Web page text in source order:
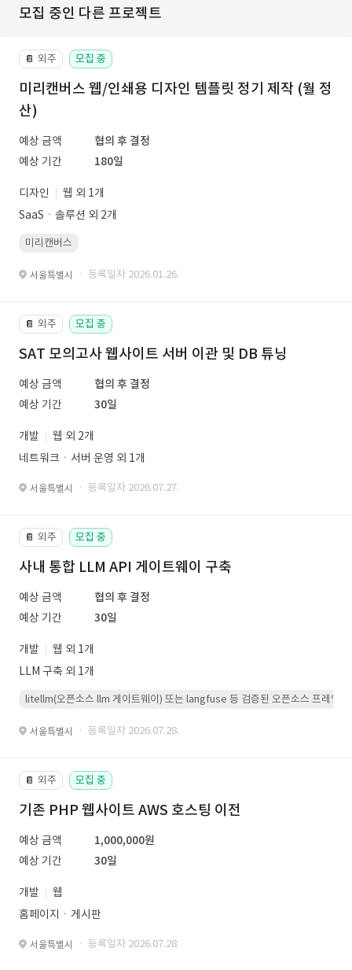
모집 중인 다른 프로젝트
📔 외주 모집 중
미리캔버스 웹/인쇄용 디자인 템플릿 정기 제작 (월 정
산)
예상 금액
협의 후 결정
예상 기간
180일
디자인
웹 외 1개
SaaSㆍ솔루션 외 2개
미리캔버스
서울특별시 · 등록일자 2026.01.26.
📔 외주 모집 중
SAT 모의고사 웹사이트 서버 이관 및 DB 튜닝
예상 금액
협의 후 결정
예상 기간
30일
개발
웹 외 2개
네트워크ㆍ서버 운영 외 1개
서울특별시 · 등록일자 2026.07.27.
📔 외주 모집 중
사내 통합 LLM API 게이트웨이 구축
예상 금액
협의 후 결정
예상 기간
30일
개발
웹 외 1개
LLM 구축 외 1개
litellm(오픈소스 llm 게이트웨이) 또는 langfuse 등 검증된 오픈소스 프레임워
서울특별시 · 등록일자 2026.07.28.
📔 외주 모집 중
기존 PHP 웹사이트 AWS 호스팅 이전
예상 금액
1,000,000원
예상 기간
30일
개발
웹
홈페이지ㆍ게시판
서울특별시 · 등록일자 2026.07.28.